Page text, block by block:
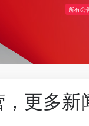
所有公
更多新